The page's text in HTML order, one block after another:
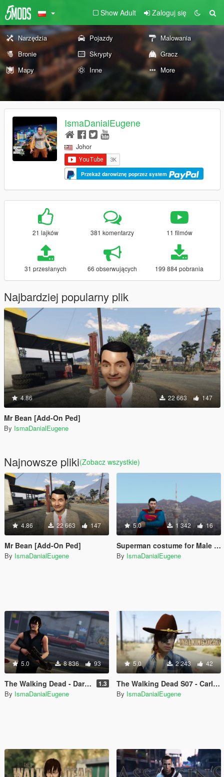
Show Adult Zaloguj się
Narzędzia Pojazdy
Malowania
Bronie
Skrypty
Gracz
Mapy
Inne More
IsmaDanialEugene
Johor
Przekaż darowiznę poprzez system
21 lajków 381 komentarzy 11 filmów
31 przesłanych 66 obserwujących 199 884 pobrania
Najbardziej popularny plik
4.86 22 663 147
Mr Bean [Add-On Ped]
By IsmaDanialEugene
Najnowsze pliki(Zobacz wszystkie)
4.86 22 663 147
Mr Bean [Add-On Ped]
By IsmaDanialEugene
5.0 1 342 16
Superman costume for Male MP Ped
By IsmaDanialEugene
5.0 8 836 93
The Walking Dead - Daryl Dixon Crossbow 1.3
By IsmaDanialEugene
5.0 2 243 42
The Walking Dead S07 - Carl Grimes [Add-On Ped]
By IsmaDanialEugene